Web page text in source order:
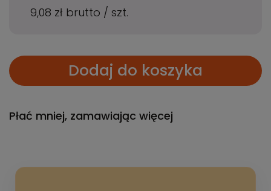
9,08 zł brutto / szt.
Dodaj do koszyka
Płać mniej, zamawiając więcej